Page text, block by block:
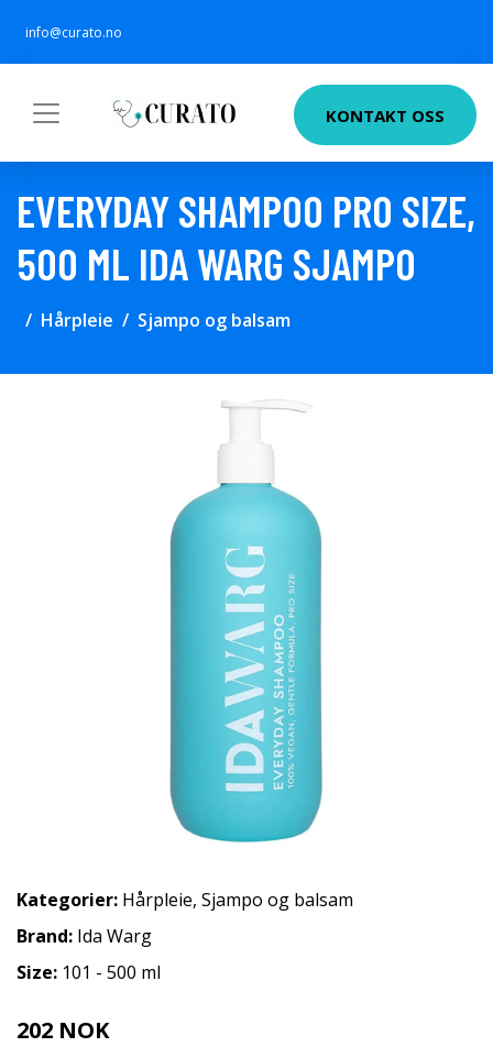
info@curato.no
KONTAKT OSS
EVERYDAY SHAMPOO PRO SIZE,
500 ML IDA WARG SJAMPO
Hårpleie Sjampo og balsam
Kategorier: Hårpleie, Sjampo og balsam
Brand: Ida Warg
Size: 101 - 500 ml
202 NOK